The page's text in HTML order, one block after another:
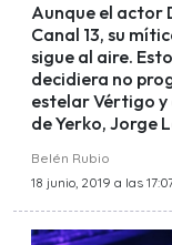
Aunque el actor
Canal 13, su
sigue al aire.
decidiera no
estelar Vértigo
de Yerko, Jorge
Belén Rubio
18 junio, 2019 a las